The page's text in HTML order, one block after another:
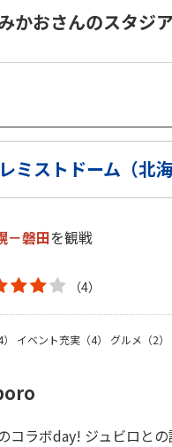
かおさんのスタジ
ミストドーム（北
－磐田を観戦
（4）
イベント充実（4） グルメ（2）
コラボday! ジュビロとの